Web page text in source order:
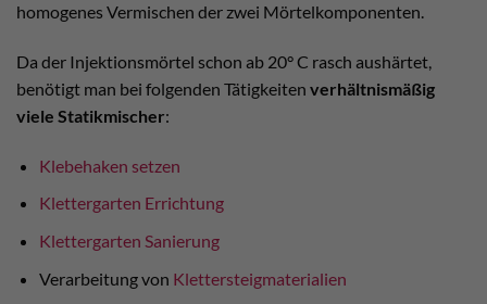
homogenes Vermischen der zwei Mörtelkomponenten.
Da der Injektionsmörtel schon ab 20° C rasch aushärtet,
benötigt man bei folgenden Tätigkeiten verhältnismäßig
viele Statikmischer:
Klebehaken setzen
Klettergarten Errichtung
Klettergarten Sanierung
Verarbeitung von Klettersteigmaterialien